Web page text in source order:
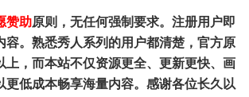
赞助原则，无任何强制要求。注册用户即
容。熟悉秀人系列的用户都清楚，官方原
上，而本站不仅资源更全、更新更快、画
更低成本畅享海量内容。感谢各位长久以